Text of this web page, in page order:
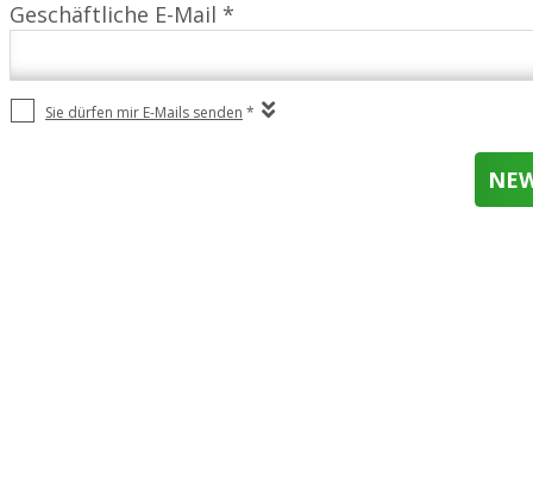
Geschäftliche E-Mail *
Sie dürfen mir E-Mails senden *